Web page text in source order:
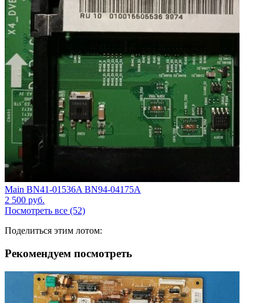
Main BN41-01536A BN94-04175A
2 500 руб.
Посмотреть все (52)
Поделиться этим лотом:
Рекомендуем посмотреть